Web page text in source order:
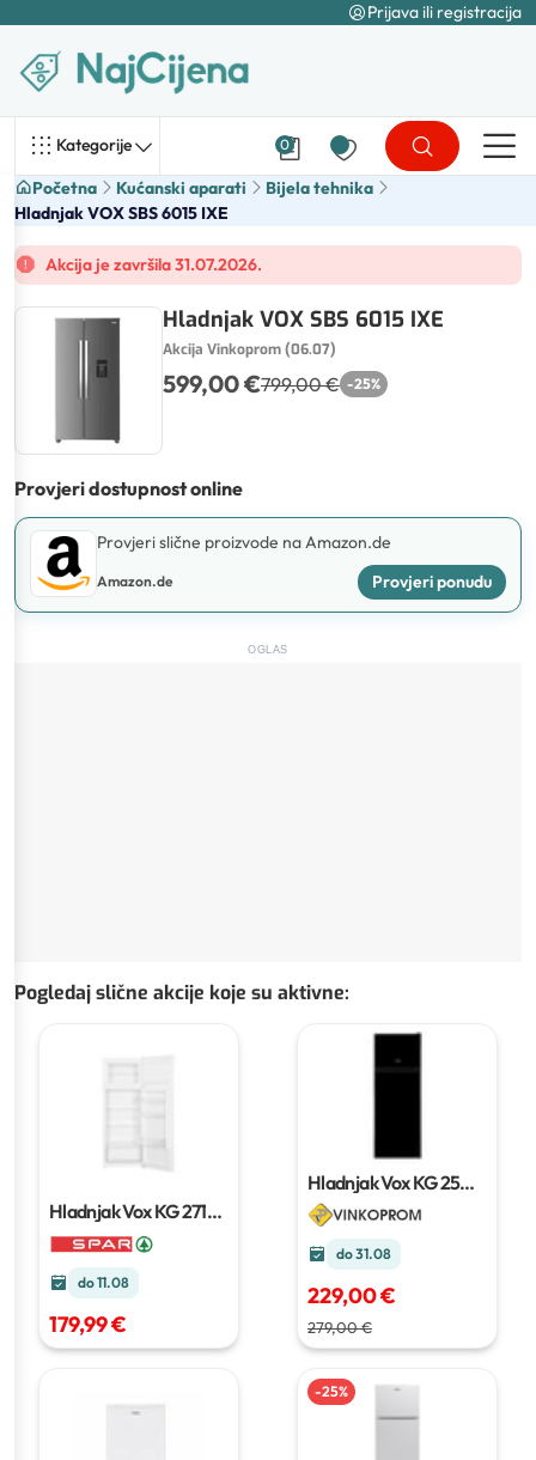
Prijava ili registracija
Kategorije 0
Početna Kućanski aparati
Bijela tehnika
Hladnjak VOX SBS 6015 IXE
Akcija je završila 31.07.2026.
Hladnjak VOX SBS 6015 IXE
Akcija Vinkoprom (06.07)
599,00 €799,00 € -25%
Provjeri dostupnost online
Provjeri slične proizvode na Amazon.de
Amazon.de Provjeri ponudu
OGLAS
Pogledaj slične akcije koje su aktivne:
Hladnjak Vox KG 2710
E
do 11.08
179,99 €
Hladnjak Vox KG 2500
BE
do 31.08
229,00 €
279,00 €
-25%